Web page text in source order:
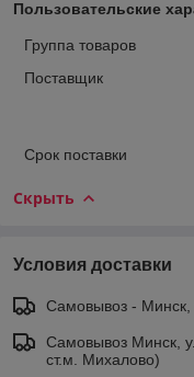
Пользовательские
Группа товаров
Поставщик
Срок поставки
Скрыть
Условия доставки
Самовывоз - Минск,
Самовывоз Минск,
ст.м. Михалово)